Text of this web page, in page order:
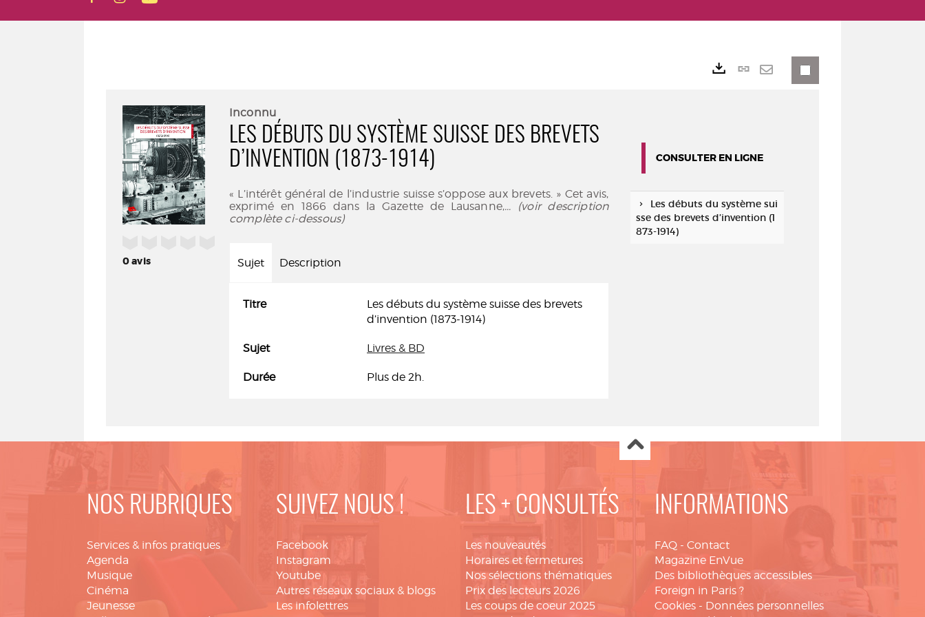
0avis
Inconnu
LES DÉBUTS DU SYSTÈME SUISSE DES BREVETS
D’INVENTION (1873-1914)
« L’intérêt général de l’industrie suisse s’oppose aux brevets. » Cet avis,
exprimé en 1866 dans la Gazette de Lausanne,... (voir description
complète ci-dessous)
Sujet Description
Titre
Les débuts du système suisse des brevets
d’invention (1873-1914)
Sujet Livres & BD
Durée Plus de 2h.
Lien
CONSULTER EN LIGNE
Les débuts du système sui
sse des brevets d’invention (1
873-1914)
NOS RUBRIQUES
Services & infos pratiques
Agenda
Musique
Cinéma
Jeunesse
SUIVEZ NOUS !
Facebook
Instagram
Youtube
Autres réseaux sociaux & blogs
Les infolettres
LES + CONSULTÉS
Les nouveautés
Horaires et fermetures
Nos sélections thématiques
Prix des lecteurs 2026
Les coups de coeur 2025
INFORMATIONS
FAQ - Contact
Magazine EnVue
Des bibliothèques accessibles
Foreign in Paris ?
Cookies - Données personnelles